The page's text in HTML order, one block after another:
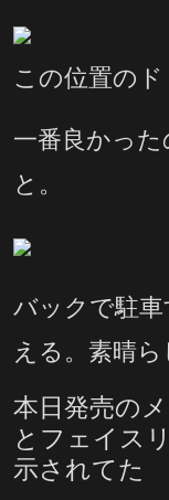
この位置の
一番良かっ
と。
バックで駐
える。素晴ら
本日発売の
とフェイス
示されてた